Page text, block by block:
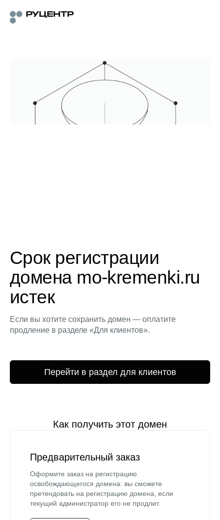
Срок регистрации
домена mo-kremenki.ru
истек
Если вы хотите сохранить домен — оплатите
продление в разделе «Для клиентов».
Перейти в раздел для клиентов
Как получить этот домен
Предварительный заказ
Оформите заказ на регистрацию
освобождающегося домена: вы сможете
претендовать на регистрацию домена, если
текущий администратор его не продлит.